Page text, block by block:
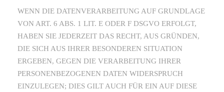
WENN DIE DATENVERARBEITUNG AUF GRUNDLAGE
VON ART. 6 ABS. 1 LIT. E ODER F DSGVO ERFOLGT,
HABEN SIE JEDERZEIT DAS RECHT, AUS GRÜNDEN,
DIE SICH AUS IHRER BESONDEREN SITUATION
ERGEBEN, GEGEN DIE VERARBEITUNG IHRER
PERSONENBEZOGENEN DATEN WIDERSPRUCH
EINZULEGEN; DIES GILT AUCH FÜR EIN AUF DIESE